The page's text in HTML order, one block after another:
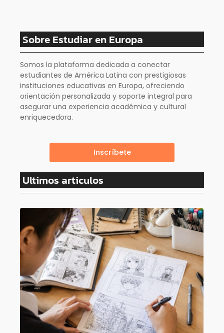
Sobre Estudiar en Europa
Somos la plataforma dedicada a conectar
estudiantes de América Latina con prestigiosas
instituciones educativas en Europa, ofreciendo
orientación personalizada y soporte integral para
asegurar una experiencia académica y cultural
enriquecedora.
Inscríbete
Ultimos articulos